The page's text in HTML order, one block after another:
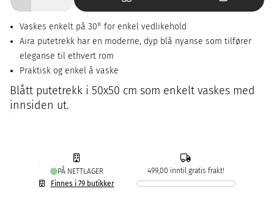
Vaskes enkelt på 30° for enkel vedlikehold
Aira putetrekk har en moderne, dyp blå nyanse som tilfører
eleganse til ethvert rom
Praktisk og enkel å vaske
Blått putetrekk i 50x50 cm som enkelt vaskes med
innsiden ut.
PÅ NETTLAGER
Finnes i 79 butikker
499,00 inntil gratis frakt!